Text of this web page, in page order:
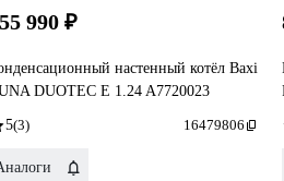
990 ₽
настенный котёл Baxi
DUOTEC E 1.24 A7720023
5(3) 16479806